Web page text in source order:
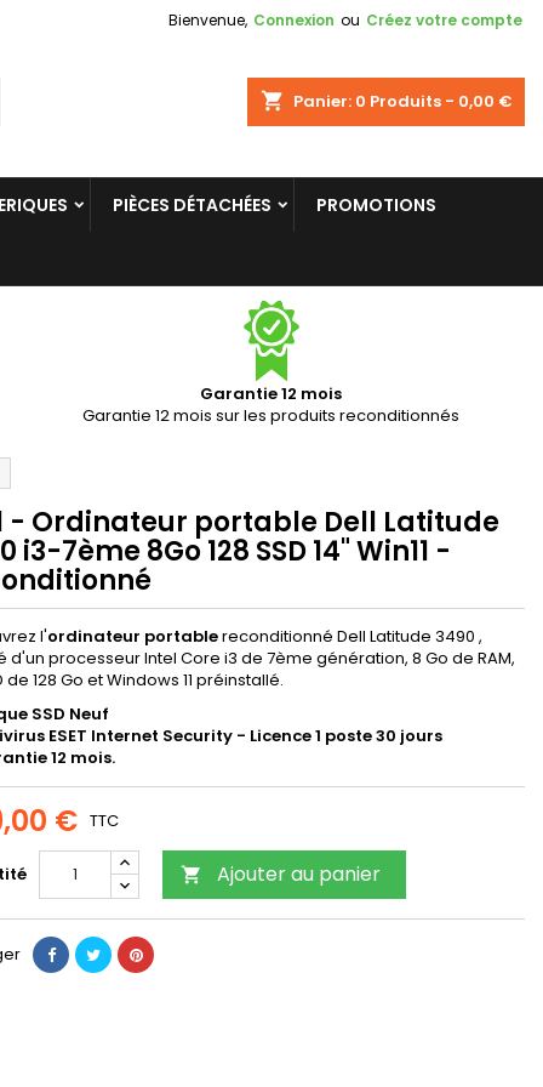
Bienvenue, Connexion ou Créez votre compte
shopping_cart Panier: 0 Produits - 0,00 €
PIÈCES DÉTACHÉES PROMOTIONS
Garantie 12 mois
Garantie 12 mois sur les produits reconditionnés
- Ordinateur portable Dell Latitude
i3-7ème 8Go 128 SSD 14" Win11 -
l'ordinateur portablereconditionné Dell Latitude 3490 ,
d'un processeur Intel Core i3 de 7ème génération, 8 Go de RAM,
de 128 Go et Windows 11 préinstallé.
SSD Neuf
ESET Internet Security - Licence 1 poste 30 jours
12 mois.
€ TTC
 Ajouter au panier